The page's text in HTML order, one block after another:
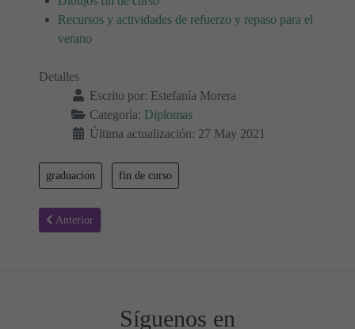
Recursos y actividades de refuerzo y repaso para el
verano
Detalles
Escrito por: Estefanía Morera
Categoría: Diplomas
Última actualización: 27 May 2021
graduacion fin de curso
Artículo anterior: Diplomas para fin de curso 02
Anterior
Síguenos en